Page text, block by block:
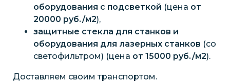
оборудования с подсветкой (цена от
20000 руб./м2),
защитные стекла для станков и
оборудования для лазерных станков (со
светофильтром) (цена от 15000 руб./м2).
Доставляем своим транспортом.